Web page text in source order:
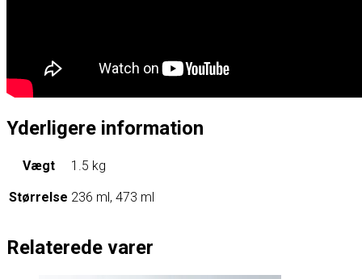
Yderligere information
Vægt 1.5 kg
Størrelse 236 ml, 473 ml
Relaterede varer